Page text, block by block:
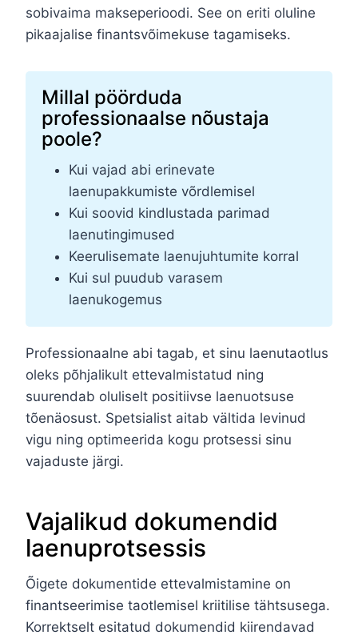
sobivaima makseperioodi. See on eriti oluline
pikaajalise finantsvõimekuse tagamiseks.
Millal pöörduda
professionaalse nõustaja
poole?
Kui vajad abi erinevate
laenupakkumiste võrdlemisel
Kui soovid kindlustada parimad
laenutingimused
Keerulisemate laenujuhtumite korral
Kui sul puudub varasem
laenukogemus
Professionaalne abi tagab, et sinu laenutaotlus
oleks põhjalikult ettevalmistatud ning
suurendab oluliselt positiivse laenuotsuse
tõenäosust. Spetsialist aitab vältida levinud
vigu ning optimeerida kogu protsessi sinu
vajaduste järgi.
Vajalikud dokumendid
laenuprotsessis
Õigete dokumentide ettevalmistamine on
finantseerimise taotlemisel kriitilise tähtsusega.
Korrektselt esitatud dokumendid kiirendavad